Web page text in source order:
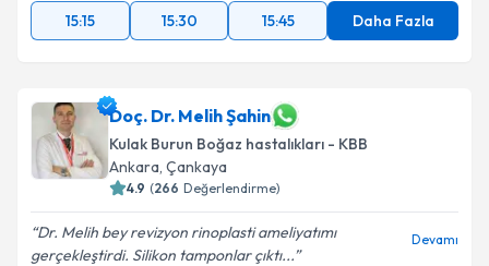
15:15
15:30 15:45 Daha Fazla
Doç. Dr. Melih Şahin
Kulak Burun Boğaz hastalıkları - KBB
Ankara, Çankaya
4.9 (266 Değerlendirme)
Dr. Melih bey revizyon rinoplasti ameliyatımı
gerçekleştirdi. Silikon tamponlar çıktı...
Devamı